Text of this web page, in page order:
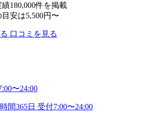
180,000件を掲載
安は5,500円〜
口コミを見る
〜24:00
間365日 受付7:00〜24:00